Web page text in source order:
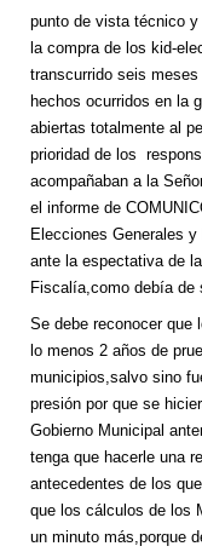
punto de vista técnico
la compra de los kid-
transcurrido seis
hechos ocurridos en la
abiertas totalmente al
prioridad de los
acompañaban a la
el informe de
Elecciones Generales y
ante la espectativa de
Fiscalía,como debía de
Se debe reconocer que
lo menos 2 años de
municipios,salvo sino
presión por que se
Gobierno Municipal
tenga que hacerle una
antecedentes de los
que los cálculos de los
un minuto más,porque